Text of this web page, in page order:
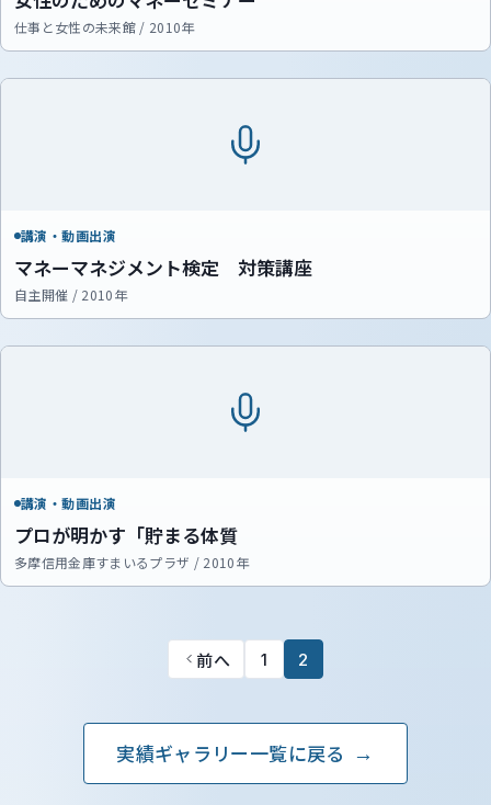
仕事と女性の未来館 / 2010年
講演・動画出演
マネーマネジメント検定 対策講座
自主開催 / 2010年
講演・動画出演
プロが明かす「貯まる体質
多摩信用金庫すまいるプラザ / 2010年
前へ 1 2
実績ギャラリー一覧に戻る